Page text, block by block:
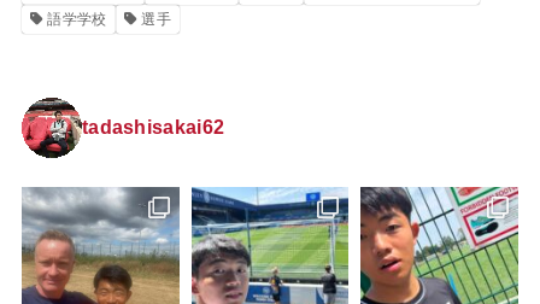
語学学校
選手
tadashisakai62